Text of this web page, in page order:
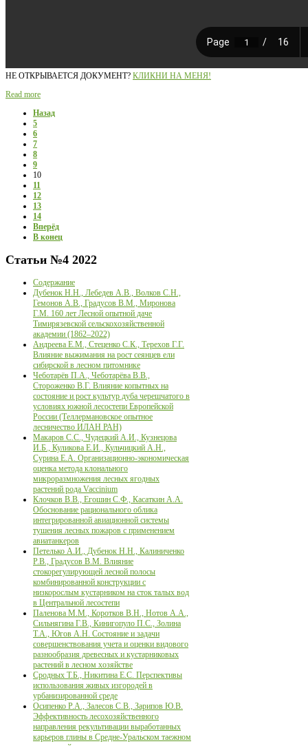
НЕ ОТКРЫВАЕТСЯ ДОКУМЕНТ? КЛИКНИ НА МЕНЯ!
Read more
Назад
5
6
7
8
9
10
11
12
13
14
Вперёд
В конец
Статьи №4 2022
Содержание
Дубенок Н.Н., Лебедев А.В., Волков С.Н.,
Гемонов А.В., Градусов В.М., Миронова
Г.М. 160 лет Лесной опытной даче
Тимирязевской сельскохозяйственной
академии (1862–2022)
Андреева Е.М., Стеценко С.К., Терехов Г.Г.
Влияние выжимания на рост сеянцев ели
сибирской в лесном питомнике
Чеботарёв П.А., Чеботарёва В.В.,
Стороженко В.Г. Влияние копытных на
состояние и рост культур дуба черешчатого в
условиях южной лесостепи Европейской
России (Теллермановское опытное
лесничество ИЛАН РАН)
Макаров С.С., Чудецкий А.И., Кузнецова
И.Б., Куликова Е.И., Кульчицкий А.Н.,
Сурина Е.А. Организационно-экономическая
оценка метода клонального
микроразмножения лесных ягодных
растений рода Vaccinium
Клочков В.В., Егошин С.Ф., Касаткин А.А.
Обоснование рационального облика
интегрированной авиационной системы
тушения лесных пожаров с применением
авиатанкеров
Петелько А.И., Дубенок Н.Н., Калиниченко
Р.В., Градусов В.М. Влияние
стокорегулирующей лесной полосы
комбинированной конструкции с
низкорослым кустарником на сток талых вод
в Центральной лесостепи
Паленова М.М., Коротков В.Н., Нотов А.А.,
Сильнягина Г.В., Кинигопуло П.С., Золина
Т.А., Югов А.Н. Состояние и задачи
совершенствования учета и оценки видового
разнообразия древесных и кустарниковых
растений в лесном хозяйстве
Сродных Т.Б., Никитина Е.С. Перспективы
использования живых изгородей в
урбанизированной среде
Осипенко Р.А., Залесов С.В., Зарипов Ю.В.
Эффективность лесохозяйственного
направления рекультивации выработанных
карьеров глины в Средне-Уральском таежном